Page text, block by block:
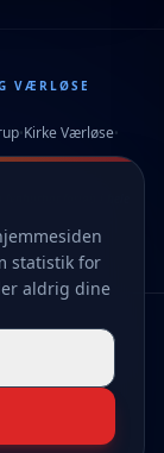
VÆRLØSE
•Kirke Værløse•
lynhurtigt forløb i hele
FORBEHOLDES.
statistik for
aldrig dine